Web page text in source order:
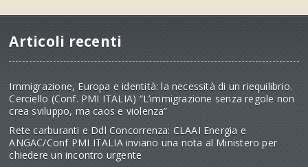
Articoli recenti
Immigrazione, Europa e identità: la necessità di un riequilibrio.
Cerciello (Conf. PMI ITALIA) “L’immigrazione senza regole non
crea sviluppo, ma caos e violenza”
Rete carburanti e Ddl Concorrenza: CLAAI Energia e
ANGAC/Conf PMI ITALIA inviano una nota al Ministero per
chiedere un incontro urgente